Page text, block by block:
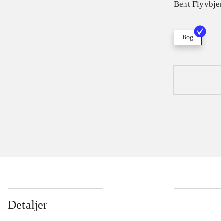
Bent
Bog
Detaljer